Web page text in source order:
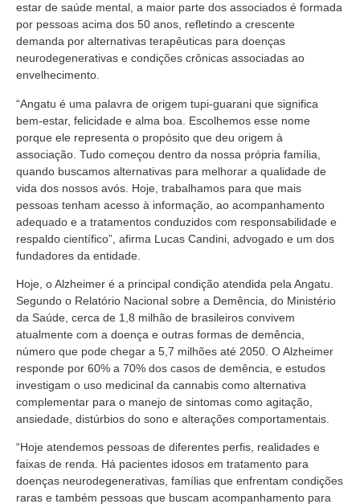
estar de saúde mental, a maior parte dos associados é formada
por pessoas acima dos 50 anos, refletindo a crescente
demanda por alternativas terapêuticas para doenças
neurodegenerativas e condições crônicas associadas ao
envelhecimento.
“Angatu é uma palavra de origem tupi-guarani que significa
bem-estar, felicidade e alma boa. Escolhemos esse nome
porque ele representa o propósito que deu origem à
associação. Tudo começou dentro da nossa própria família,
quando buscamos alternativas para melhorar a qualidade de
vida dos nossos avós. Hoje, trabalhamos para que mais
pessoas tenham acesso à informação, ao acompanhamento
adequado e a tratamentos conduzidos com responsabilidade e
respaldo científico”, afirma Lucas Candini, advogado e um dos
fundadores da entidade.
Hoje, o Alzheimer é a principal condição atendida pela Angatu.
Segundo o Relatório Nacional sobre a Demência, do Ministério
da Saúde, cerca de 1,8 milhão de brasileiros convivem
atualmente com a doença e outras formas de demência,
número que pode chegar a 5,7 milhões até 2050. O Alzheimer
responde por 60% a 70% dos casos de demência, e estudos
investigam o uso medicinal da cannabis como alternativa
complementar para o manejo de sintomas como agitação,
ansiedade, distúrbios do sono e alterações comportamentais.
“Hoje atendemos pessoas de diferentes perfis, realidades e
faixas de renda. Há pacientes idosos em tratamento para
doenças neurodegenerativas, famílias que enfrentam condições
raras e também pessoas que buscam acompanhamento para